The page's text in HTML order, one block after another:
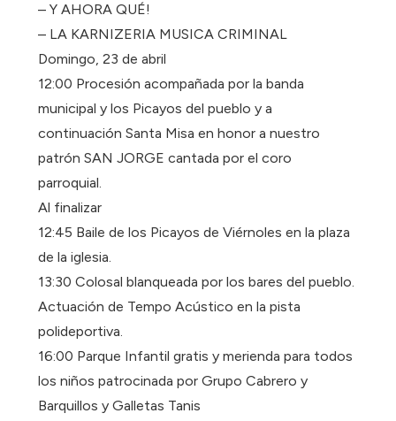
– Y AHORA QUÉ!
– LA KARNIZERIA MUSICA CRIMINAL
Domingo, 23 de abril
12:00 Procesión acompañada por la banda
municipal y los Picayos del pueblo y a
continuación Santa Misa en honor a nuestro
patrón SAN JORGE cantada por el coro
parroquial.
Al finalizar
12:45 Baile de los Picayos de Viérnoles en la plaza
de la iglesia.
13:30 Colosal blanqueada por los bares del pueblo.
Actuación de Tempo Acústico en la pista
polideportiva.
16:00 Parque Infantil gratis y merienda para todos
los niños patrocinada por Grupo Cabrero y
Barquillos y Galletas Tanis